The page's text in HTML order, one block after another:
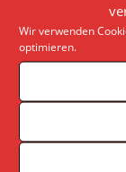
Wir verwenden
optimieren.
Die
Fed
erst am
halten